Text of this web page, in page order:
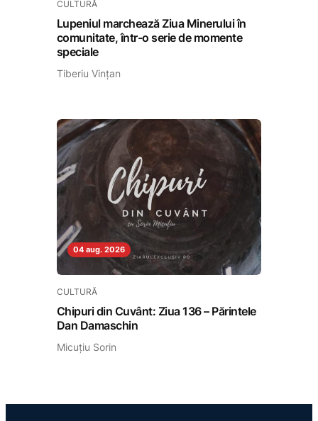
CULTURĂ
Lupeniul marchează Ziua Minerului în
comunitate, într-o serie de momente
speciale
Tiberiu Vințan
04 aug. 2026
CULTURĂ
Chipuri din Cuvânt: Ziua 136 – Părintele
Dan Damaschin
Micuțiu Sorin